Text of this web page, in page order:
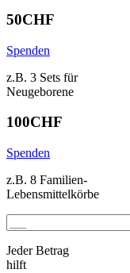
50CHF
Spenden
z.B. 3 Sets für
Neugeborene
100CHF
Spenden
z.B. 8 Familien-
Lebensmittelkörbe
Jeder Betrag
hilft